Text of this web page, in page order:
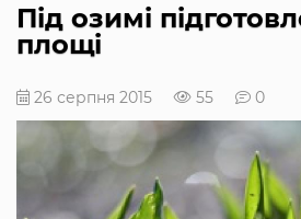
Під озимі
площі
26 серпня 2015 55 0